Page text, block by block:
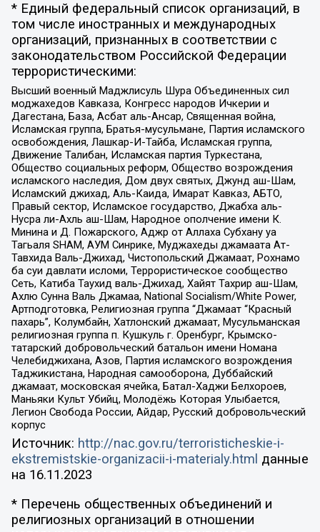
* Единый федеральный список организаций, в
том числе иностранных и международных
организаций, признанных в соответствии с
законодательством Российской Федерации
террористическими:
Высший военный Маджлисуль Шура Объединенных сил
моджахедов Кавказа, Конгресс народов Ичкерии и
Дагестана, База, Асбат аль-Ансар, Священная война,
Исламская группа, Братья-мусульмане, Партия исламского
освобождения, Лашкар-И-Тайба, Исламская группа,
Движение Талибан, Исламская партия Туркестана,
Общество социальных реформ, Общество возрождения
исламского наследия, Дом двух святых, Джунд аш-Шам,
Исламский джихад, Аль-Каида, Имарат Кавказ, АБТО,
Правый сектор, Исламское государство, Джабха аль-
Нусра ли-Ахль аш-Шам, Народное ополчение имени К.
Минина и Д. Пожарского, Аджр от Аллаха Субхану уа
Тагьаля SHAM, АУМ Синрике, Муджахеды джамаата Ат-
Тавхида Валь-Джихад, Чистопольский Джамаат, Рохнамо
ба суи давлати исломи, Террористическое сообщество
Сеть, Катиба Таухид валь-Джихад, Хайят Тахрир аш-Шам,
Ахлю Сунна Валь Джамаа, National Socialism/White Power,
Артподготовка, Религиозная группа “Джамаат “Красный
пахарь”, Колумбайн, Хатлонский джамаат, Мусульманская
религиозная группа п. Кушкуль г. Оренбург, Крымско-
татарский добровольческий батальон имени Номана
Челебиджихана, Азов, Партия исламского возрождения
Таджикистана, Народная самооборона, Дуббайский
джамаат, московская ячейка, Батал-Хаджи Белхороев,
Маньяки Культ Убийц, Молодёжь Которая Улыбается,
Легион Свобода России, Айдар, Русский добровольческий
корпус
Источник: http://nac.gov.ru/terroristicheskie-i-
ekstremistskie-organizacii-i-materialy.html данные
на 16.11.2023
* Перечень общественных объединений и
религиозных организаций в отношении